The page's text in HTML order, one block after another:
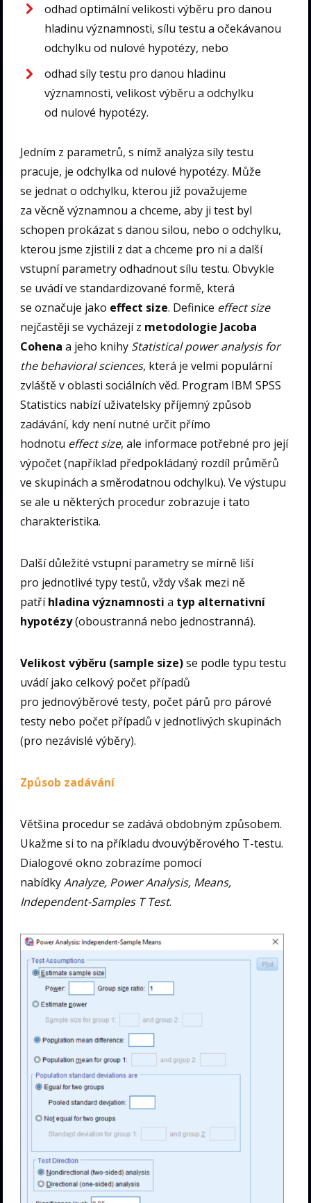
odhad optimální velikosti výběru pro danou
hladinu významnosti, sílu testu a očekávanou
odchylku od nulové hypotézy, nebo
odhad síly testu pro danou hladinu
významnosti, velikost výběru a odchylku
od nulové hypotézy.
Jedním z parametrů, s nímž analýza síly testu
pracuje, je odchylka od nulové hypotézy. Může
se jednat o odchylku, kterou již považujeme
za věcně významnou a chceme, aby ji test byl
schopen prokázat s danou silou, nebo o odchylku,
kterou jsme zjistili z dat a chceme pro ni a další
vstupní parametry odhadnout sílu testu. Obvykle
se uvádí ve standardizované formě, která
se označuje jako effect size. Definice effect size
nejčastěji se vycházejí z metodologie Jacoba
Cohena a jeho knihy Statistical power analysis for
the behavioral sciences, která je velmi populární
zvláště v oblasti sociálních věd. Program IBM SPSS
Statistics nabízí uživatelsky příjemný způsob
zadávání, kdy není nutné určit přímo
hodnotu effect size, ale informace potřebné pro její
výpočet (například předpokládaný rozdíl průměrů
ve skupinách a směrodatnou odchylku). Ve výstupu
se ale u některých procedur zobrazuje i tato
charakteristika.
Další důležité vstupní parametry se mírně liší
pro jednotlivé typy testů, vždy však mezi ně
patříhladina významnosti a typ alternativní
hypotézy(oboustranná nebo jednostranná).
Velikost výběru (sample size)se podle typu testu
uvádí jako celkový počet případů
pro jednovýběrové testy, počet párů pro párové
testy nebo počet případů v jednotlivých skupinách
(pro nezávislé výběry).
Způsob zadávání
Většina procedur se zadává obdobným způsobem.
Ukažme si to na příkladu dvouvýběrového T-testu.
Dialogové okno zobrazíme pomocí
nabídkyAnalyze, Power Analysis, Means,
Independent-Samples T Test.